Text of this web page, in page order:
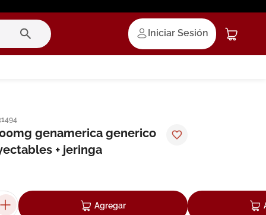
Iniciar Sesión
genamerica generico
+ jeringa
Agregar